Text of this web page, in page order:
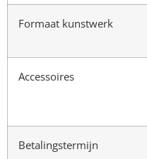
Formaat kunstwerk
Accessoires
Betalingstermijn